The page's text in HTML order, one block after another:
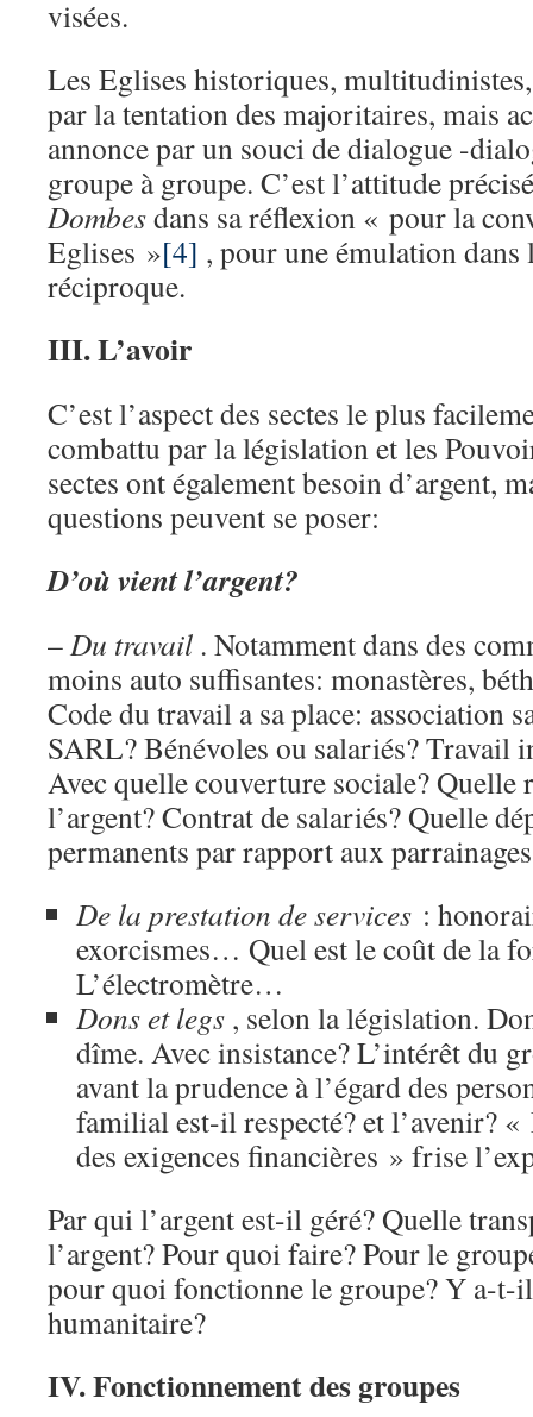
visées.
Les Eglises historiques,
par la tentation des majoritaires, mais
annonce par un souci de dialogue -
groupe à groupe. C’est l’attitude
Dombesdans sa réflexion « pour la
Eglises »[4] , pour une émulation dans
réciproque.
III. L’avoir
C’est l’aspect des sectes le plus
combattu par la législation et les
sectes ont également besoin d’argent,
questions peuvent se poser:
D’où vient l’argent?
–Du travail . Notamment dans des
moins auto suffisantes: monastères,
Code du travail a sa place: association
SARL? Bénévoles ou salariés? Travail
Avec quelle couverture sociale? Quelle
l’argent? Contrat de salariés? Quelle
permanents par rapport aux
De la prestation de services :
exorcismes… Quel est le coût de la
L’électromètre…
Dons et legs , selon la législation.
dîme. Avec insistance? L’intérêt du
avant la prudence à l’égard des
familial est-il respecté? et l’avenir?
des exigences financières » frise
Par qui l’argent est-il géré? Quelle
l’argent? Pour quoi faire? Pour le
pour quoi fonctionne le groupe? Y a-t-
humanitaire?
IV. Fonctionnement des groupes